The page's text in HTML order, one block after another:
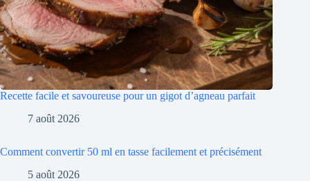
Recette facile et savoureuse pour un gigot d’agneau parfait
7 août 2026
Comment convertir 50 ml en tasse facilement et précisément
5 août 2026